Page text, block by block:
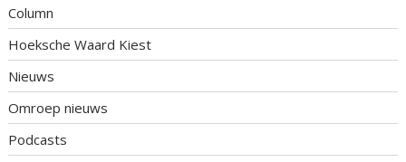
Column
Hoeksche Waard Kiest
Nieuws
Omroep nieuws
Podcasts